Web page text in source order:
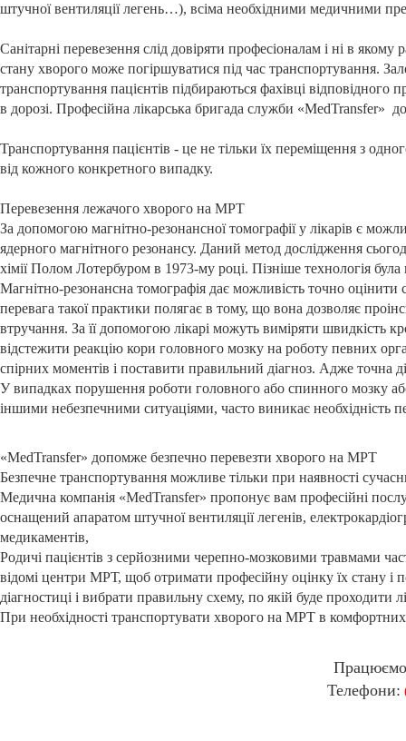
штучної вентиляції легень…), всіма необхідними медичними
Санітарні перевезення слід довіряти професіоналам і ні в
стану хворого може погіршуватися під час транспортування.
транспортування пацієнтів підбираються фахівці відповідного
в дорозі. Професійна лікарська бригада служби «MedTransfer»
Транспортування пацієнтів - це не тільки їх переміщення з
від кожного конкретного випадку.
Перевезення лежачого хворого на МРТ
За допомогою магнітно-резонансної томографії у лікарів є
ядерного магнітного резонансу. Даний метод дослідження
хімії Полом Лотербуром в 1973-му році. Пізніше технологія
Магнітно-резонансна томографія дає можливість точно
перевага такої практики полягає в тому, що вона дозволяє
втручання. За її допомогою лікарі можуть виміряти швидкість
відстежити реакцію кори головного мозку на роботу певних
спірних моментів і поставити правильний діагноз. Адже точна
У випадках порушення роботи головного або спинного мозку
іншими небезпечними ситуаціями, часто виникає необхідність
«MedTransfer» допомже безпечно перевезти хворого на МРТ
Безпечне транспортування можливе тільки при наявності
Медична компанія «MedTransfer» пропонує вам професійні
оснащений апаратом штучної вентиляції легенів,
медикаментів,
Родичі пацієнтів з серйозними черепно-мозковими травмами
відомі центри МРТ, щоб отримати професійну оцінку їх стану
діагностиці і вибрати правильну схему, по якій буде проходити
При необхідності транспортувати хворого на МРТ в
Працюємо
Телефони: